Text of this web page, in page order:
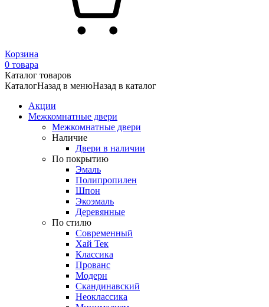
Корзина
0 товара
Каталог товаров
КаталогНазад в менюНазад в каталог
Акции
Межкомнатные двери
Межкомнатные двери
Наличие
Двери в наличии
По покрытию
Эмаль
Полипропилен
Шпон
Экоэмаль
Деревянные
По стилю
Современный
Хай Тек
Классика
Прованс
Модерн
Скандинавский
Неоклассика